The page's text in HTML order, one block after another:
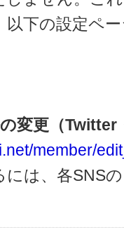
下の設定ペ
変更（Twitter
member/
には、各SNS